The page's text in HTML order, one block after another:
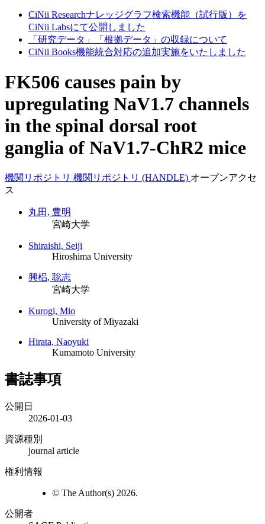
CiNii Researchナレッジグラフ検索機能（試行版）を
CiNii Labsにて公開しました
「研究データ」「根拠データ」の収録について
CiNii Books機能統合対応の追加実施をいたしました
FK506 causes pain by
upregulating NaV1.7 channels
in the spinal dorsal root
ganglia of NaV1.7-ChR2 mice
機関リポジトリ 機関リポジトリ (HANDLE) オープンアクセ
ス
丸田, 豊明
宮崎大学
Shiraishi, Seiji
Hiroshima University
興梠, 聡志
宮崎大学
Kurogi, Mio
University of Miyazaki
Hirata, Naoyuki
Kumamoto University
書誌事項
公開日
2026-01-03
資源種別
journal article
権利情報
© The Author(s) 2026.
公開者